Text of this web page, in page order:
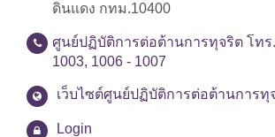
ดินแดง กทม.10400
ศูนย์ปฏิบัติการต่อต้านการทุจริต โทร.
1003, 1006 - 1007
เว็บไซต์ศูนย์ปฏิบัติการต่อต้านการทุ
Login